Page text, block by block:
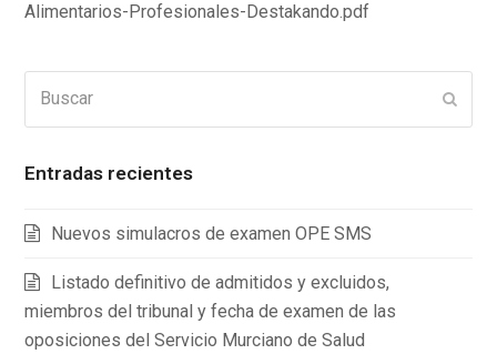
Alimentarios-Profesionales-Destakando.pdf
Entradas recientes
Nuevos simulacros de examen OPE SMS
Listado definitivo de admitidos y excluidos,
miembros del tribunal y fecha de examen de las
oposiciones del Servicio Murciano de Salud